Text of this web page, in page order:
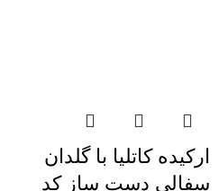
ارکیده کاتلیا با گلدان
سفالی دست ساز کد